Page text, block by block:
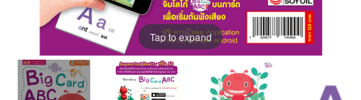
Tap to expand